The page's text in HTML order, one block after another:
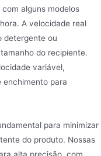
alguns modelos
A velocidade real
detergente ou
do recipiente.
variável,
enchimento para
para minimizar
do produto. Nossas